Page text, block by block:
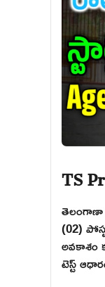
TS
తెలంగాణా
(02)
అవకాశం
టెస్ట్